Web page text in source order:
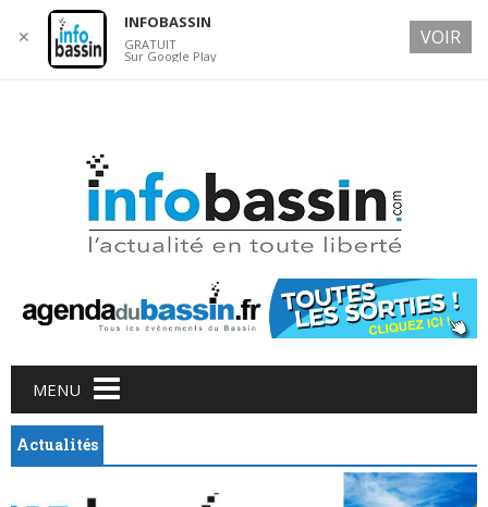
Main menu
content
MENU
Actualités
✕
INFOBASSIN
GRATUIT
Sur Google Play
VOIR